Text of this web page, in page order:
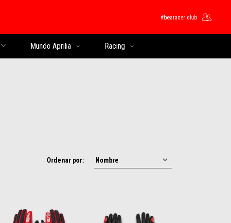
#bearacer club
Mundo Aprilia Racing
Ordenar por: